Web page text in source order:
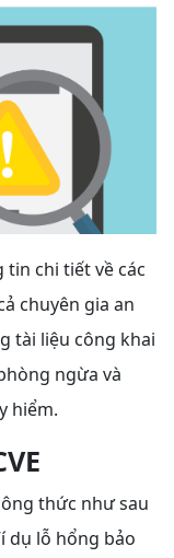
tin chi tiết về các
chuyên gia an
tài liệu công khai
ngừa và
hiểm.
thức như sau
dụ lỗ hổng bảo